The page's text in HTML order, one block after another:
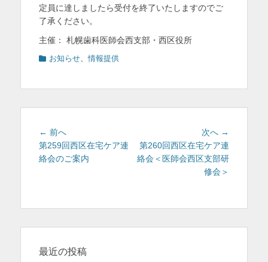
定員に達しましたら受付を終了いたしますのでご
了承ください。
主催： 札幌歯科医師会西支部・西区役所
カ お知らせ 、情報提供
投
稿
ナ
ン
← 前へ
の
投
第259回西区在宅ケア連
絡会のご案内
次へ →
投
第260回西区在宅ケア連
絡会＜医師会西区支部研
修会＞
最近の投稿